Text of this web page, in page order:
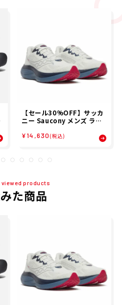
【セール30%OFF】サッカ
ニー Saucony メンズ ライ
シューズ S21055-146 26S
¥14,630 (税込)
viewed products
た商品